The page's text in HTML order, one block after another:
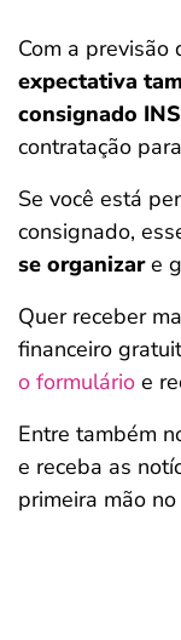
Com a previsão
expectativa
consignado
contratação
Se você está
consignado,
se organizare
Quer receber
financeiro
o formulário e
Entre também
e receba as
primeira mão